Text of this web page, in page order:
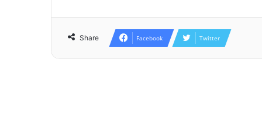
Share Facebook Twitter